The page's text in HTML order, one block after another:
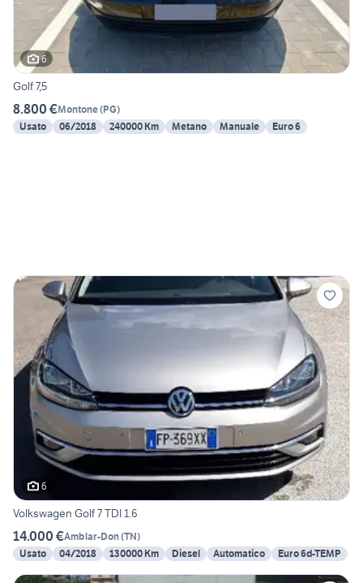
6
Golf 7,5
8.800 €Montone(PG)
Usato
06/2018 240000 Km Metano Manuale Euro 6
6
Volkswagen Golf 7 TDI 1.6
14.000 €Amblar-Don(TN)
Usato
04/2018 130000 Km Diesel Automatico Euro 6d-TEMP